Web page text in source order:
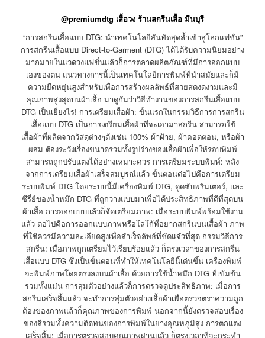
@premiumdtg เสื้อวง ร้านสกรีนเสื้อ มีนบุรี
“การสกรีนเสื้อแบบ DTG: นำเทคโนโลยีสันทัดสุดล้ำเข้าสู่โลกแฟชั่น”
การสกรีนเสื้อแบบ Direct-to-Garment (DTG) ได้ได้รับความนิยมอย่าง
มากมายในแวดวงแฟชั่นแล้วก็การตลาดผลิตภัณฑ์ที่มีการออกแบบ
เองของตน แนวทางการนี้เป็นเทคโนโลยีการพิมพ์ที่นำสมัยและก็มี
ความยืดหยุ่นสูงสำหรับเพื่อการสร้างผลลัพธ์ที่สวยสดงดงามและมี
คุณภาพสูงสุดบนผ้าเสื้อ มาดูกันว่าวิธีทำงานของการสกรีนเสื้อแบบ
DTG เป็นเยี่ยงไร! การเตรียมเสื้อผ้า: ขั้นแรกในกรรมวิธีการการสกรีน
เสื้อแบบ DTG เป็นการเตรียมเสื้อผ้าที่จะเอามาสกรีน สามารถใช้
เสื้อผ้าที่ผลิตจากวัสดุต่างๆดังเช่น 100% ผ้าฝ้าย, ผ้าคอตตอน, หรือผ้า
ผสม ต้องระวังเรื่องขนาดรวมทั้งรูปร่างของเสื้อผ้าเพื่อให้รอบพิมพ์
สามารถถูกปรับแต่งได้อย่างเหมาะควร การเตรียมระบบพิมพ์: หลัง
จากการเตรียมเสื้อผ้าเสร็จสมบูรณ์แล้ว ขั้นตอนต่อไปคือการเตรียม
ระบบพิมพ์ DTG โดยระบบนี้มีเครื่องพิมพ์ DTG, ดูดซับพรินเตอร์, และ
ซีรี่ย์ของน้ำหมึก DTG ที่ถูกวางแบบมาเพื่อได้ประสิทธิภาพที่ดีที่สุดบน
ผ้าเสื้อ การออกแบบแล้วก็จัดเตรียมภาพ: เมื่อระบบพิมพ์พร้อมใช้งาน
แล้ว ต่อไปคือการออกแบบภาพหรือโลโก้ที่อยากสกรีนบนเสื้อผ้า ภาพ
ที่ใช้ควรมีความละเอียดสูงเพื่อสำเร็จลัพธ์ที่ชัดแจ๋วที่สุด กรรมวิธีการ
สกรีน: เมื่อภาพถูกเตรียมไว้เรียบร้อยแล้ว ก็ตรงเวลาของการสกรีน
เสื้อแบบ DTG ซึ่งเป็นขั้นตอนที่ทำให้เทคโนโลยีนี้เด่นขึ้น เครื่องพิมพ์
จะพิมพ์ภาพโดยตรงลงบนผ้าเสื้อ ด้วยการใช้น้ำหมึก DTG ที่เข้มข้น
รวมทั้งแม่น การสุ่มตัวอย่างแล้วก็การตรวจดูประสิทธิภาพ: เมื่อการ
สกรีนเสร็จสิ้นแล้ว จะทำการสุ่มตัวอย่างเสื้อผ้าเพื่อตรวจตราความถูก
ต้องของภาพแล้วก็คุณภาพของการพิมพ์ นอกจากนี้ยังตรวจสอบเรื่อง
ของสีรวมทั้งความติดทนของการพิมพ์ในยางอุณหภูมิสูง การตกแต่ง
เสร็จสิ้น: เมื่อการตรวจสอบคุณภาพผ่านแล้ว ก็ตรงเวลาที่จะกระทำ